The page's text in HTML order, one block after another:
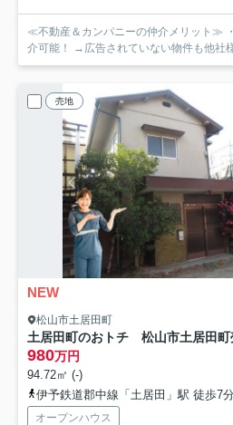
≪不動産＆カンパニーの仲介メリット≫
介可能！ →広告されていない物件も他社
売地
NEW
松山市土居田町
土居田町のおトチ 松山市土居田町
980万円
94.72㎡ (-)
伊予鉄道郡中線「土居田」駅 徒歩7
オープンハウス